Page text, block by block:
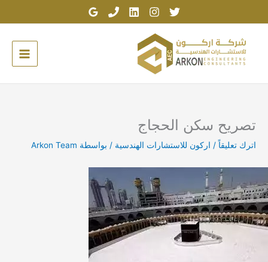
تصريح سكن الحجاج
اترك تعليقاً / اركون للاستشارات الهندسية / بواسطة Arkon Team